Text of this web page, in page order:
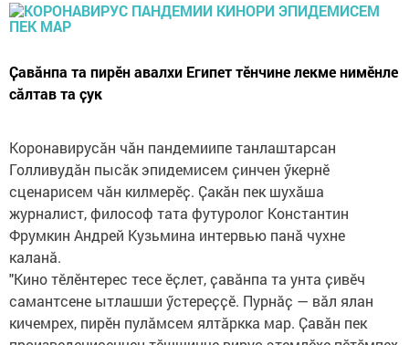
Ҫавӑнпа та пирӗн авалхи Египет тӗнчине лекме нимӗнле
сӑлтав та ҫук
Коронавирусӑн чӑн пандемиипе танлаштарсан
Голливудӑн пысӑк эпидемисем ҫинчен ӳкернӗ
сценарисем чӑн килмерӗҫ. Ҫакӑн пек шухӑша
журналист, философ тата футуролог Константин
Фрумкин Андрей Кузьмина интервью панӑ чухне
каланӑ.
"Кино тӗлӗнтерес тесе ӗҫлет, ҫавӑнпа та унта ҫивӗч
самантсене ытлашши ӳстереҫҫӗ. Пурнӑҫ — вӑл ялан
кичемрех, пирӗн пулӑмсем ялтӑркка мар. Ҫавӑн пек